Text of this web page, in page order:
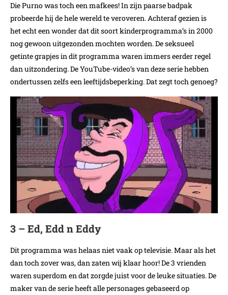
Die Purno was toch een mafkees! In zijn paarse badpak
probeerde hij de hele wereld te veroveren. Achteraf gezien is
het echt een wonder dat dit soort kinderprogramma’s in 2000
nog gewoon uitgezonden mochten worden. De seksueel
getinte grapjes in dit programma waren immers eerder regel
dan uitzondering. De YouTube-video’s van deze serie hebben
ondertussen zelfs een leeftijdsbeperking. Dat zegt toch genoeg?
3 – Ed, Edd n Eddy
Dit programma was helaas niet vaak op televisie. Maar als het
dan toch zover was, dan zaten wij klaar hoor! De 3 vrienden
waren superdom en dat zorgde juist voor de leuke situaties. De
maker van de serie heeft alle personages gebaseerd op